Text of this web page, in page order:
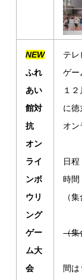
NEW
ふれ
あい
館対
抗
オン
ライ
ンボ
ウリ
ング
ゲー
ム大
会
テレ
ゲー
１
に徳
オン
日程
時間
（
（集
２
間は